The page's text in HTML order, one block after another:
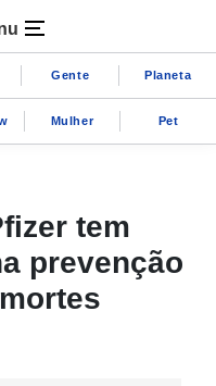
Gente Planeta
Mulher Pet
tem
prevenção